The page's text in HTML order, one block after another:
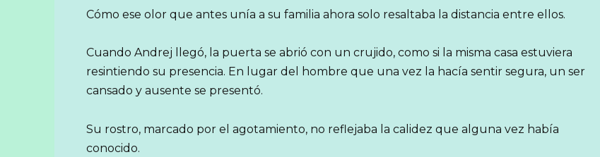
Cómo ese olor que antes unía a su familia ahora solo resaltaba la distancia entre ellos.
Cuando Andrej llegó, la puerta se abrió con un crujido, como si la misma casa estuviera
resintiendo su presencia. En lugar del hombre que una vez la hacía sentir segura, un ser
cansado y ausente se presentó.
Su rostro, marcado por el agotamiento, no reflejaba la calidez que alguna vez había
conocido.